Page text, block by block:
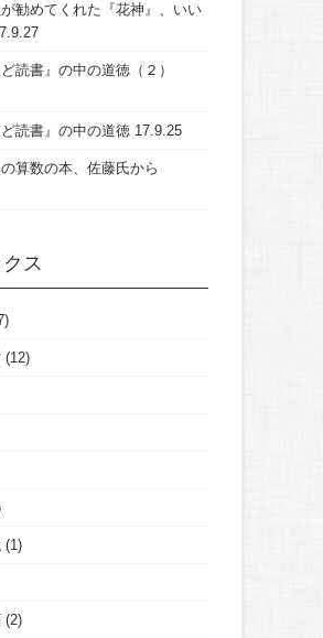
勧めてくれた『花神』、いい
ど読書』の中の道徳（２）
ど読書』の中の道徳 17.9.25
算数の本、佐藤氏から
クス
(12)
(1)
(2)